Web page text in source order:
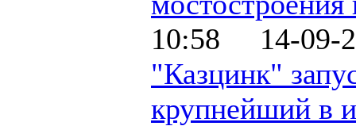
10:58 14-09-
"Казцинк"
крупнейший в